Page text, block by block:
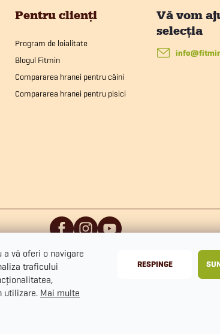
vă oferi o navigare
traficului
utilizare. Mai multe
RESPINGE
Pentru clienți
Program de loialitate
Blogul Fitmin
Compararea hranei pentru câini
Compararea hranei pentru pisici
info@